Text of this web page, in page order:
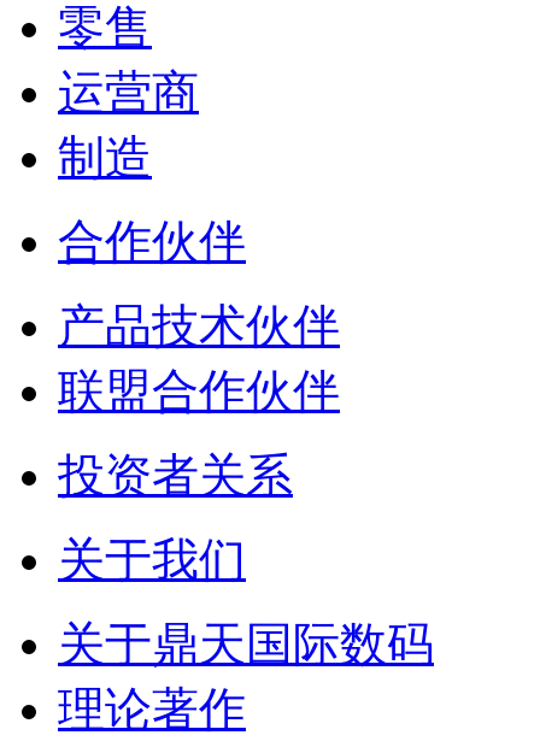
零售
运营商
制造
合作伙伴
产品技术伙伴
联盟合作伙伴
投资者关系
关于我们
关于鼎天国际数码
理论著作